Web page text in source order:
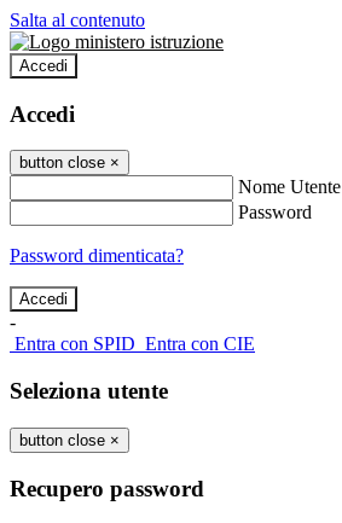
Salta al contenuto
Accedi
Accedi
button close ×
Nome Utente
Password
Password dimenticata?
-
Entra con SPID Entra con CIE
Seleziona utente
button close ×
Recupero password